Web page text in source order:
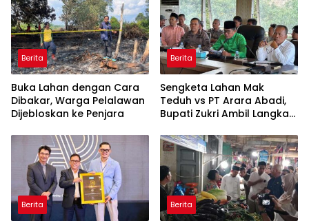
Berita
Buka Lahan dengan Cara
Dibakar, Warga Pelalawan
Dijebloskan ke Penjara
Berita
Sengketa Lahan Mak
Teduh vs PT Arara Abadi,
Bupati Zukri Ambil Langkah
Berita Berita